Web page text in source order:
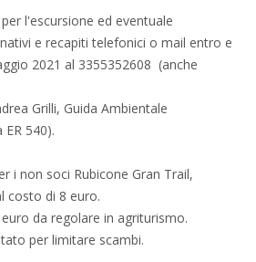
l'escursione ed eventuale
e recapiti telefonici o mail entro e
2021 al 3355352608 (anche
Grilli, Guida Ambientale
540).
i non soci Rubicone Gran Trail,
costo di 8 euro.
da regolare in agriturismo.
per limitare scambi.